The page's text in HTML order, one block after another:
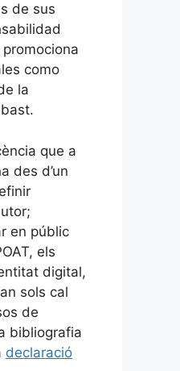
de sus
como
la
que a
des d’un
en públic
els
digital,
sols cal
de
bibliografia
declaració